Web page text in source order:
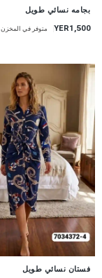
جديد
بجامه نسائي طويل
YER1,500 متوفر في المخزن
فستان نسائي طويل